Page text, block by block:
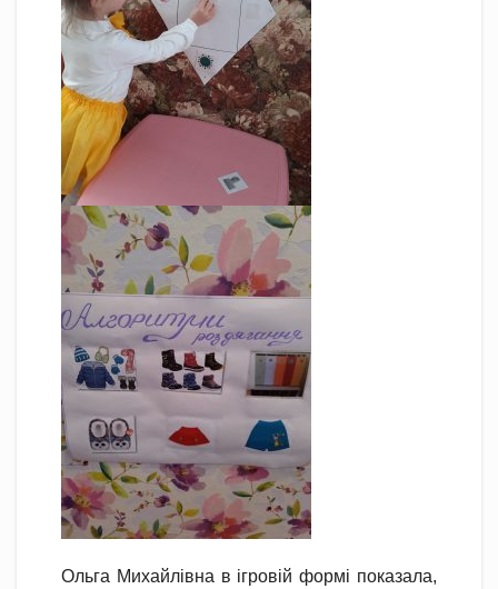
Ольга Михайлівна в ігровій формі показала,